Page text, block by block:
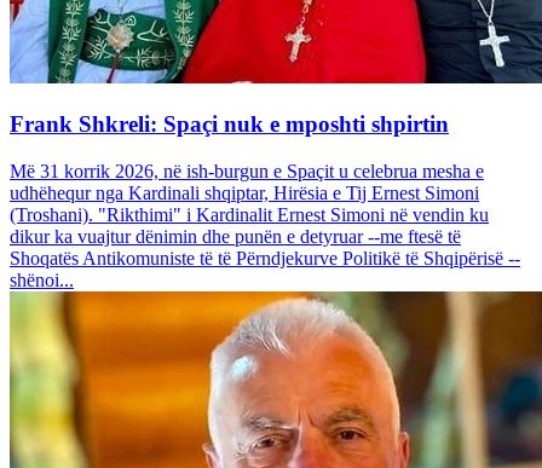
Frank Shkreli: Spaçi nuk e mposhti shpirtin
Më 31 korrik 2026, në ish-burgun e Spaçit u celebrua mesha e
udhëhequr nga Kardinali shqiptar, Hirësia e Tij Ernest Simoni
(Troshani). "Rikthimi" i Kardinalit Ernest Simoni në vendin ku
dikur ka vuajtur dënimin dhe punën e detyruar --me ftesë të
Shoqatës Antikomuniste të të Përndjekurve Politikë të Shqipërisë --
shënoi...